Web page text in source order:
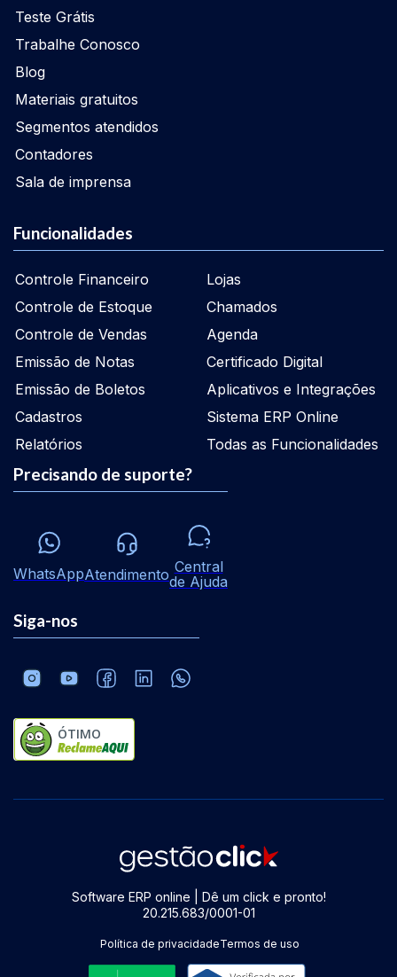
Teste Grátis
Trabalhe Conosco
Blog
Materiais gratuitos
Segmentos atendidos
Contadores
Sala de imprensa
Funcionalidades
Controle Financeiro
Controle de Estoque
Controle de Vendas
Emissão de Notas
Emissão de Boletos
Cadastros
Relatórios
Lojas
Chamados
Agenda
Certificado Digital
Aplicativos e Integrações
Sistema ERP Online
Todas as Funcionalidades
Precisando de suporte?
WhatsAppAtendimento Central
de Ajuda
Siga-nos
ÓTIMO
Software ERP online | Dê um click e pronto!
20.215.683/0001-01
Política de privacidadeTermos de uso